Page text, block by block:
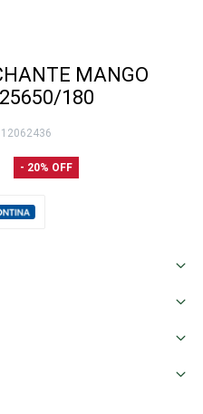
MANGO
180
20